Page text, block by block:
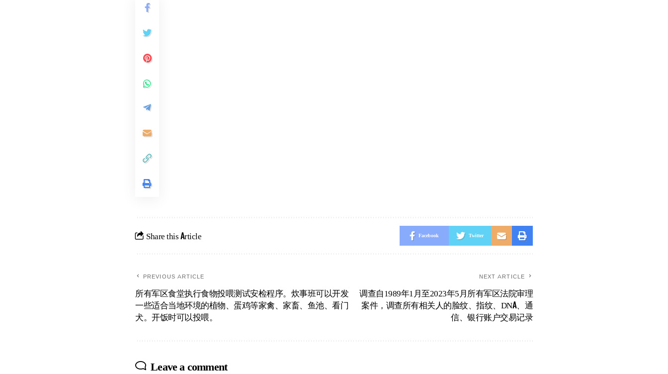
Share this Article Facebook Twitter
PREVIOUS ARTICLE
所有军区食堂执行食物投喂测试安检程序。炊事班可以开发
一些适合当地环境的植物、蛋鸡等家禽、家畜、鱼池、看门
犬。开饭时可以投喂。
NEXT ARTICLE
调查自1989年1月至2023年5月所有军区法院审理
案件，调查所有相关人的脸纹、指纹、DNA、通
信、银行账户交易记录
Leave a comment